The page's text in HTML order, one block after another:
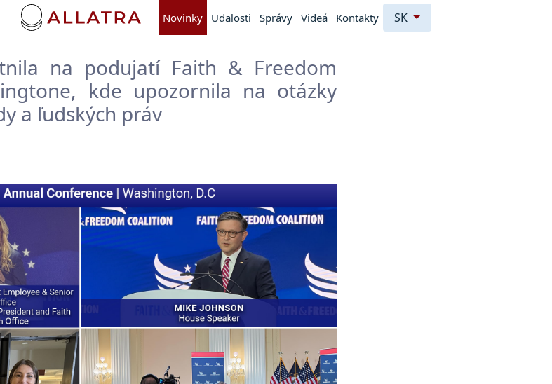
Novinky Udalosti Správy Videá Kontakty SK
na podujatí Faith & Freedom
kde upozornila na otázky
a ľudských práv